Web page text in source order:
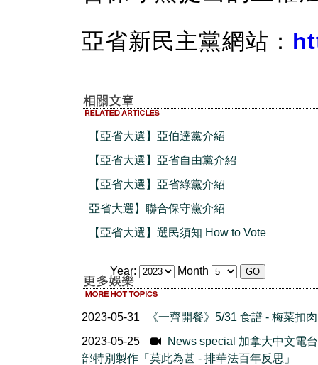
亞省新民主黨網站：
【亞省大選】亞伯達黨介紹
【亞省大選】亞省自由黨介紹
【亞省大選】亞省綠黨介紹
亞省大選】聯合保守黨介紹
【亞省大選】選民須知 How to Vote
Year: Month
2023-05-31
《一齊開餐》5/31 食譜 - 梅菜扣肉
2023-05-25
News special 加拿大中文電
部特別製作「莫此為甚 - 排華法百年反思」